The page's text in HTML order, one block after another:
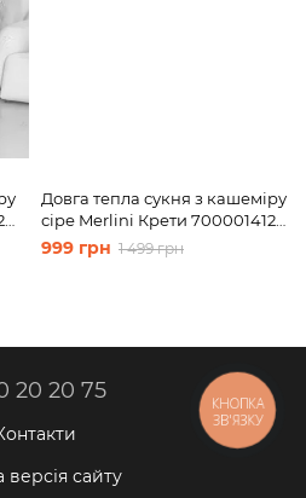
Довга тепла сукня з кашеміру
сіре Merlini Крети 700001412
розмір 50-52 (2XL-3XL)
999 грн 1 499 грн
20 20 75
версія сайту
КНОПКА
ЗВ'ЯЗКУ